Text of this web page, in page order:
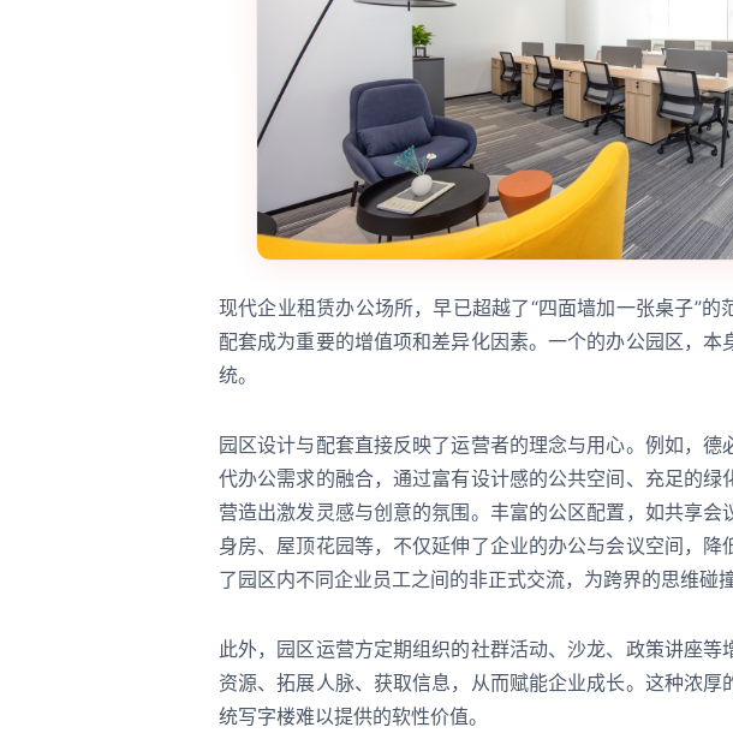
现代企业租赁办公场所，早已超越了“四面墙加一张桌子”的
配套成为重要的增值项和差异化因素。一个的办公园区，本
统。
园区设计与配套直接反映了运营者的理念与用心。例如，德
代办公需求的融合，通过富有设计感的公共空间、充足的绿
营造出激发灵感与创意的氛围。丰富的公区配置，如共享会
身房、屋顶花园等，不仅延伸了企业的办公与会议空间，降
了园区内不同企业员工之间的非正式交流，为跨界的思维碰
此外，园区运营方定期组织的社群活动、沙龙、政策讲座等
资源、拓展人脉、获取信息，从而赋能企业成长。这种浓厚
统写字楼难以提供的软性价值。